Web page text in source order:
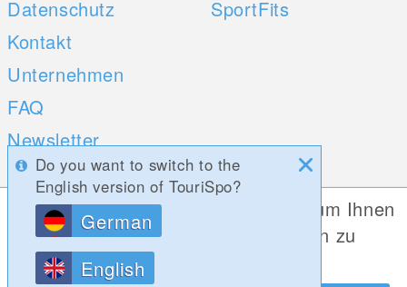
Datenschutz
Kontakt
Unternehmen
FAQ
Newsletter
Umfragen
SportFits
Mobile Apps Social Web
Do you want to switch to the
English version of TouriSpo?
German
English
Diese Website verwendet Cookies, um Ihnen
die bestmögliche Funktionalität bieten zu
können.